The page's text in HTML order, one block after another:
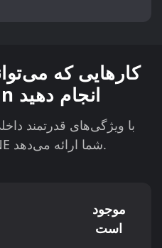
کارهایی که
THORChain انجام دهید
کاملی بر روی RUNE شما ارائه می‌دهد.
موجود
است